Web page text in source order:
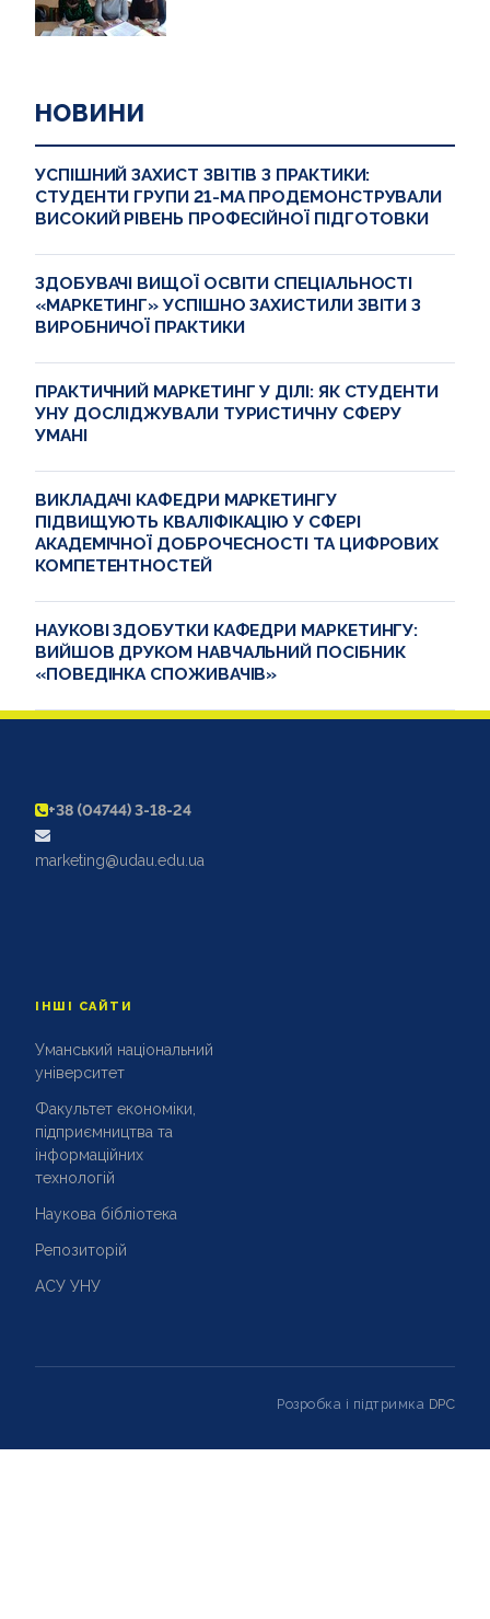
НОВИНИ
УСПІШНИЙ ЗАХИСТ ЗВІТІВ З ПРАКТИКИ:
СТУДЕНТИ ГРУПИ 21-МА ПРОДЕМОНСТРУВАЛИ
ВИСОКИЙ РІВЕНЬ ПРОФЕСІЙНОЇ ПІДГОТОВКИ
ЗДОБУВАЧІ ВИЩОЇ ОСВІТИ СПЕЦІАЛЬНОСТІ
«МАРКЕТИНГ» УСПІШНО ЗАХИСТИЛИ ЗВІТИ З
ВИРОБНИЧОЇ ПРАКТИКИ
ПРАКТИЧНИЙ МАРКЕТИНГ У ДІЛІ: ЯК СТУДЕНТИ
УНУ ДОСЛІДЖУВАЛИ ТУРИСТИЧНУ СФЕРУ
УМАНІ
ВИКЛАДАЧІ КАФЕДРИ МАРКЕТИНГУ
ПІДВИЩУЮТЬ КВАЛІФІКАЦІЮ У СФЕРІ
АКАДЕМІЧНОЇ ДОБРОЧЕСНОСТІ ТА ЦИФРОВИХ
КОМПЕТЕНТНОСТЕЙ
НАУКОВІ ЗДОБУТКИ КАФЕДРИ МАРКЕТИНГУ:
ВИЙШОВ ДРУКОМ НАВЧАЛЬНИЙ ПОСІБНИК
«ПОВЕДІНКА СПОЖИВАЧІВ»
+38 (04744) 3-18-24
marketing@udau.edu.ua
ІНШІ САЙТИ
Уманський національний
університет
Факультет економіки,
підприємництва та
інформаційних
технологій
Наукова бібліотека
Репозиторій
АСУ УНУ
Розробка і підтримка DPC